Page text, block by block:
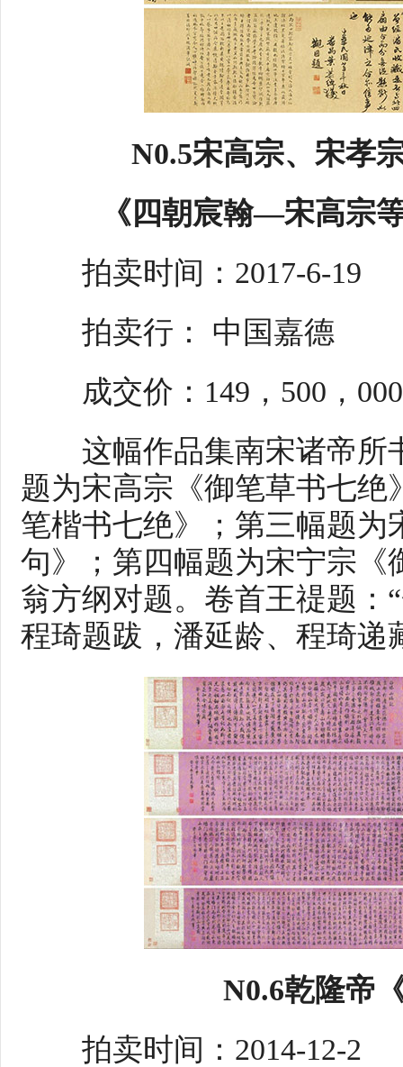
N0.5宋高宗、宋孝
《四朝宸翰—宋高宗
拍卖时间：2017-6-19
拍卖行： 中国嘉德
成交价：149，500，
这幅作品集南宋诸帝所
题为宋高宗《御笔草书七
笔楷书七绝》；第三幅题为
句》；第四幅题为宋宁宗《
翁方纲对题。卷首王禔题：
程琦题跋，潘延龄、程琦递
N0.6乾隆帝
拍卖时间：2014-12-2